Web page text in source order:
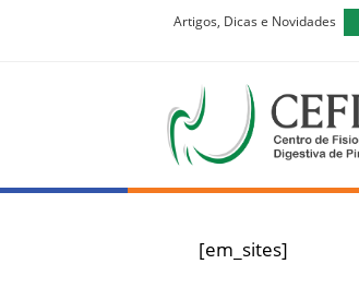
Artigos, Dicas e Novidades
[em_sites]